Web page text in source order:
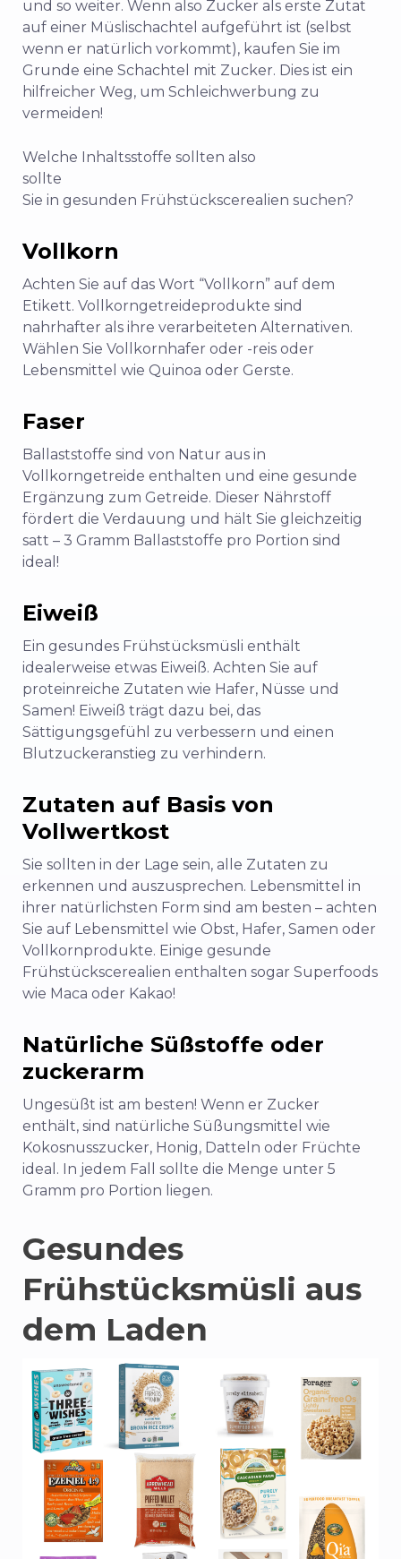
und so weiter. Wenn also Zucker als erste Zutat
auf einer Müslischachtel aufgeführt ist (selbst
wenn er natürlich vorkommt), kaufen Sie im
Grunde eine Schachtel mit Zucker. Dies ist ein
hilfreicher Weg, um Schleichwerbung zu
vermeiden!
Welche Inhaltsstoffe sollten also
sollte
Sie in gesunden Frühstückscerealien suchen?
Vollkorn
Achten Sie auf das Wort “Vollkorn” auf dem
Etikett. Vollkorngetreideprodukte sind
nahrhafter als ihre verarbeiteten Alternativen.
Wählen Sie Vollkornhafer oder -reis oder
Lebensmittel wie Quinoa oder Gerste.
Faser
Ballaststoffe sind von Natur aus in
Vollkorngetreide enthalten und eine gesunde
Ergänzung zum Getreide. Dieser Nährstoff
fördert die Verdauung und hält Sie gleichzeitig
satt – 3 Gramm Ballaststoffe pro Portion sind
ideal!
Eiweiß
Ein gesundes Frühstücksmüsli enthält
idealerweise etwas Eiweiß. Achten Sie auf
proteinreiche Zutaten wie Hafer, Nüsse und
Samen! Eiweiß trägt dazu bei, das
Sättigungsgefühl zu verbessern und einen
Blutzuckeranstieg zu verhindern.
Zutaten auf Basis von
Vollwertkost
Sie sollten in der Lage sein, alle Zutaten zu
erkennen und auszusprechen. Lebensmittel in
ihrer natürlichsten Form sind am besten – achten
Sie auf Lebensmittel wie Obst, Hafer, Samen oder
Vollkornprodukte. Einige gesunde
Frühstückscerealien enthalten sogar Superfoods
wie Maca oder Kakao!
Natürliche Süßstoffe oder
zuckerarm
Ungesüßt ist am besten! Wenn er Zucker
enthält, sind natürliche Süßungsmittel wie
Kokosnusszucker, Honig, Datteln oder Früchte
ideal. In jedem Fall sollte die Menge unter 5
Gramm pro Portion liegen.
Gesundes
Frühstücksmüsli aus
dem Laden